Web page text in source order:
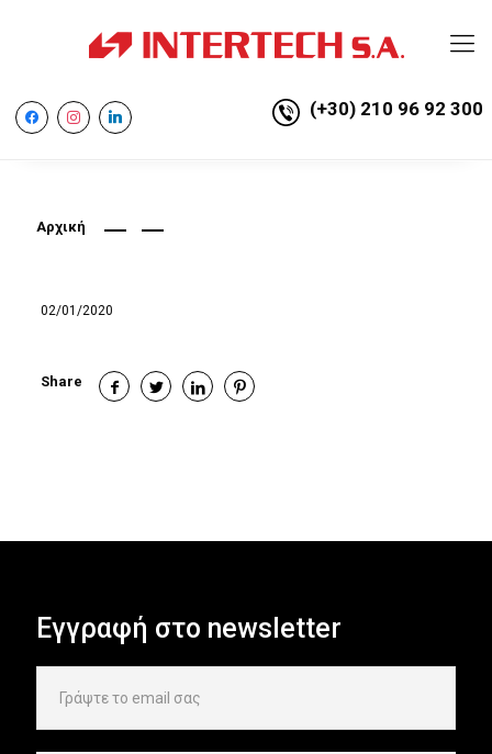
facebookinstagramlinkedin (+30) 210 96 92 300
Αρχική
02/01/2020
Share
Εγγραφή στο newsletter